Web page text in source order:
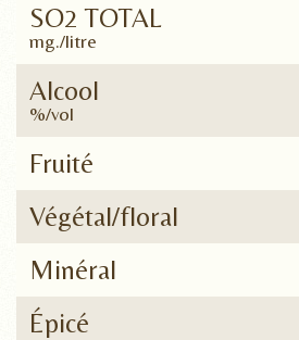
SO2 TOTAL
mg./litre
Alcool
%/vol
Fruité
Végétal/floral
Minéral
Épicé